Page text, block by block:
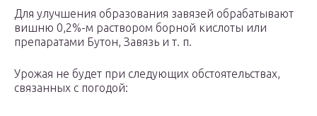
Для улучшения образования завязей обрабатывают
вишню 0,2%-м раствором борной кислоты или
препаратами Бутон, Завязь и т. п.
Урожая не будет при следующих обстоятельствах,
связанных с погодой: